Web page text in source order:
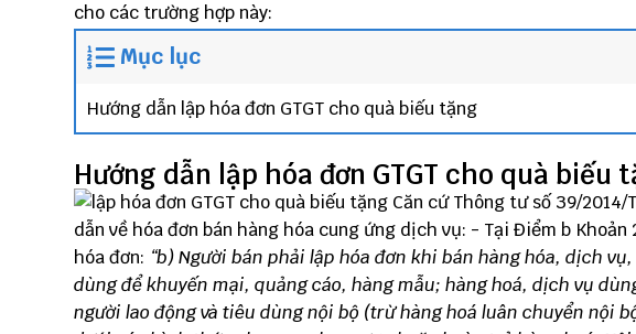
cho các trường hợp này:
Mục lục
Hướng dẫn lập hóa đơn GTGT cho quà biếu tặng
Hướng dẫn lập hóa đơn GTGT cho quà biếu
Căn cứThông tư số 39/2014/
dẫn về hóa đơn bán hàng hóa cung ứng dịch vụ: - Tại Điểm b
hóa đơn: “b) Người bán phải lập hóa đơn khi bán hàng hóa, dịch
dùng để khuyến mại, quảng cáo, hàng mẫu; hàng hoá, dịch vụ
người lao động và tiêu dùng nội bộ (trừ hàng hoá luân chuyển nội